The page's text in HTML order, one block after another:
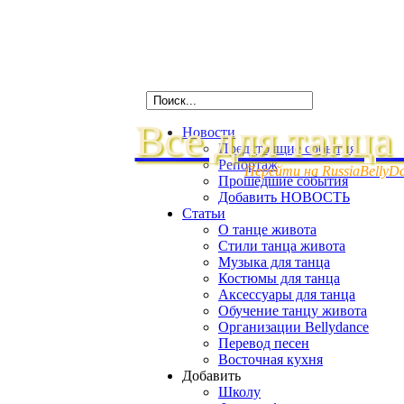
Все для
Перейти на
Новости
Предстоящие события
Репортаж
Прошедшие события
Добавить НОВОСТЬ
Статьи
О танце живота
Стили танца живота
Музыка для танца
Костюмы для танца
Аксессуары для танца
Обучение танцу живота
Организации Bellydance
Перевод песен
Восточная кухня
Добавить
Школу